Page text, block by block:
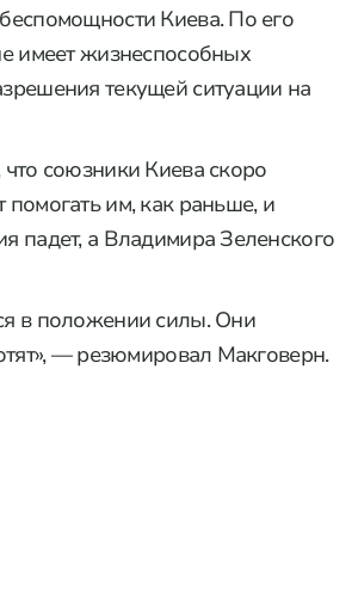
Киева. По его
имеет жизнеспособных
текущей ситуации на
союзники Киева скоро
помогать им, как раньше, и
падет, а Владимира Зеленского
в положении силы. Они
— резюмировал Макговерн.